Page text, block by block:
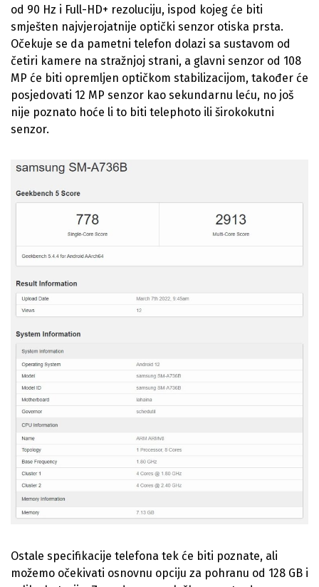
od 90 Hz i Full-HD+ rezoluciju, ispod kojeg će biti
smješten najvjerojatnije optički senzor otiska prsta.
Očekuje se da pametni telefon dolazi sa sustavom od
četiri kamere na stražnjoj strani, a glavni senzor od 108
MP će biti opremljen optičkom stabilizacijom, također će
posjedovati 12 MP senzor kao sekundarnu leću, no još
nije poznato hoće li to biti telephoto ili širokokutni
senzor.
Ostale specifikacije telefona tek će biti poznate, ali
možemo očekivati osnovnu opciju za pohranu od 128 GB i